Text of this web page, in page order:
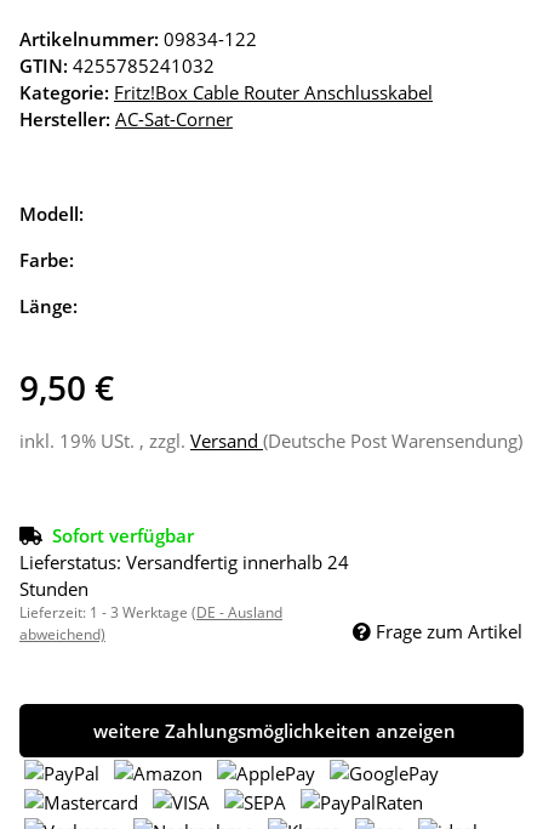
Artikelnummer: 09834-122
GTIN: 4255785241032
Kategorie: Fritz!Box Cable Router Anschlusskabel
Hersteller: AC-Sat-Corner
Modell:
Farbe:
Länge:
9,50 €
inkl. 19% USt. , zzgl. Versand (Deutsche Post Warensendung)
Sofort verfügbar
Lieferstatus: Versandfertig innerhalb 24
Stunden
Lieferzeit: 1 - 3 Werktage (DE - Ausland
abweichend)
Frage zum Artikel
weitere Zahlungsmöglichkeiten anzeigen